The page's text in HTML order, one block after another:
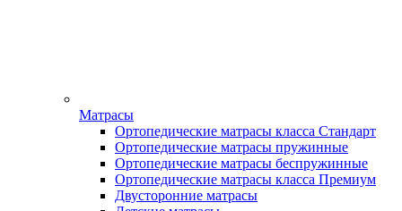
Матрасы
Ортопедические матрасы класса Стандарт
Ортопедические матрасы пружинные
Ортопедические матрасы беспружинные
Ортопедические матрасы класса Премиум
Двусторонние матрасы